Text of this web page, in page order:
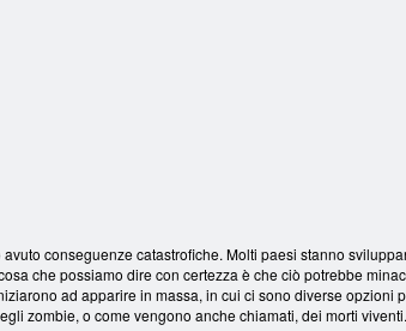
conseguenze catastrofiche. Molti paesi stanno
che possiamo dire con certezza è che ciò potrebbe
ad apparire in massa, in cui ci sono diverse opzioni
zombie, o come vengono anche chiamati, dei morti